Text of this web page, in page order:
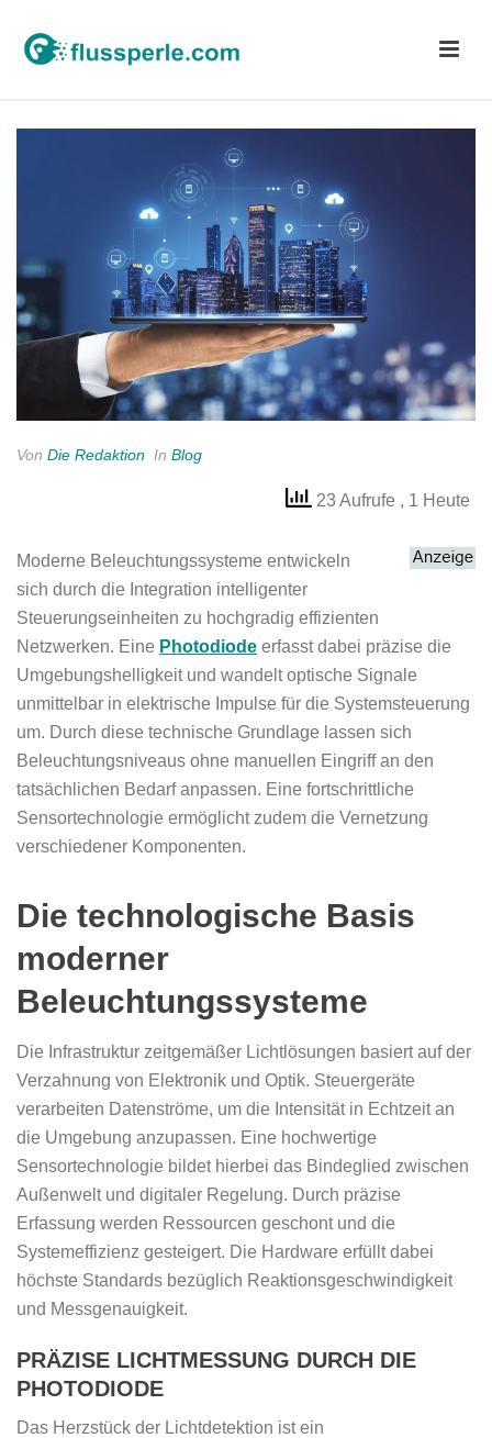
Von Die Redaktion In Blog
23 Aufrufe , 1 Heute
Moderne Beleuchtungssysteme entwickeln
sich durch die Integration intelligenter
Steuerungseinheiten zu hochgradig effizienten
Netzwerken. Eine Photodiode erfasst dabei präzise die
Umgebungshelligkeit und wandelt optische Signale
unmittelbar in elektrische Impulse für die Systemsteuerung
um. Durch diese technische Grundlage lassen sich
Beleuchtungsniveaus ohne manuellen Eingriff an den
tatsächlichen Bedarf anpassen. Eine fortschrittliche
Sensortechnologie ermöglicht zudem die Vernetzung
verschiedener Komponenten.
Die technologische Basis
moderner
Beleuchtungssysteme
Die Infrastruktur zeitgemäßer Lichtlösungen basiert auf der
Verzahnung von Elektronik und Optik. Steuergeräte
verarbeiten Datenströme, um die Intensität in Echtzeit an
die Umgebung anzupassen. Eine hochwertige
Sensortechnologie bildet hierbei das Bindeglied zwischen
Außenwelt und digitaler Regelung. Durch präzise
Erfassung werden Ressourcen geschont und die
Systemeffizienz gesteigert. Die Hardware erfüllt dabei
höchste Standards bezüglich Reaktionsgeschwindigkeit
und Messgenauigkeit.
PRÄZISE LICHTMESSUNG DURCH DIE
PHOTODIODE
Das Herzstück der Lichtdetektion ist ein